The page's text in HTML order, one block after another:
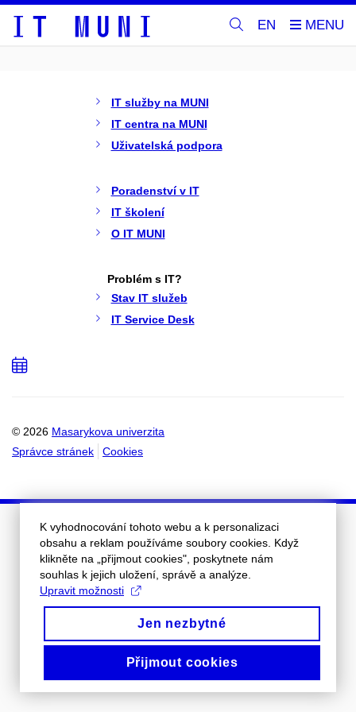
EN
IT služby na MUNI
IT centra na MUNI
Uživatelská podpora
Poradenství v IT
IT školení
O IT MUNI
Problém s IT?
Stav IT služeb
IT Service Desk
© 2026 Masarykova univerzita
Správce stránek
Cookies
Přidat
K vyhodnocování tohoto webu a k personalizaci
obsahu a reklam používáme soubory cookies. Když
klikněte na „přijmout cookies", poskytnete nám
souhlas k jejich uložení, správě a analýze.
Upravit možnosti
Jen nezbytné
Přijmout cookies